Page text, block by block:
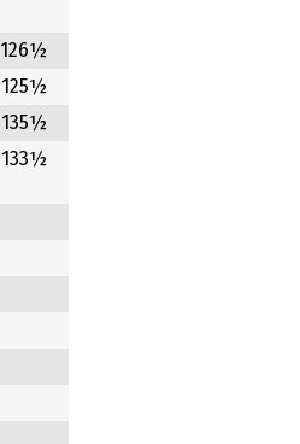
126½
125½
135½
133½